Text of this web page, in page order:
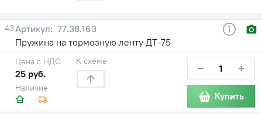
43
77.38.163
Пружина на тормозную ленту ДТ-75
Наличие
Цена с НДС
25 руб.
К схеме − +
Купить